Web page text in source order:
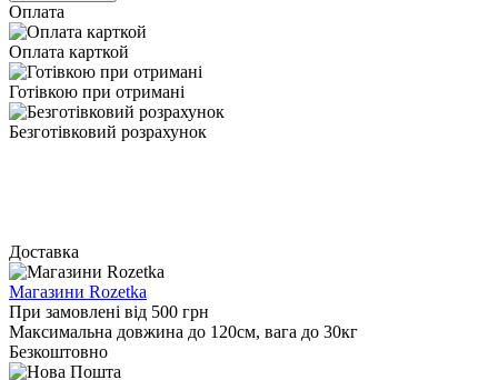
Оплата
Оплата карткой
Готівкою при отримані
Безготівковий розрахунок
Доставка
Магазини Rozetka
При замовлені від 500 грн
Максимальна довжина до 120см, вага до 30кг
Безкоштовно